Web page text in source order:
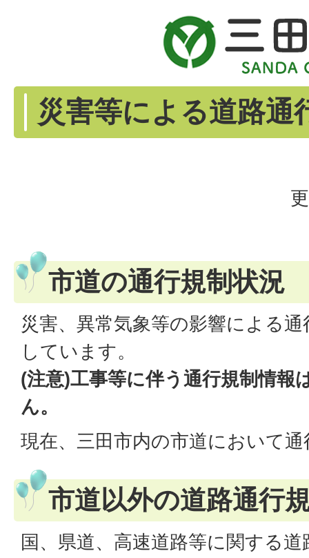
災害等による道路通
市道の通行規制状況
災害、異常気象等の影響による
しています。
(注意)工事等に伴う通行規制情報
ん。
現在、三田市内の市道において
市道以外の道路通行
国、県道、高速道路等に関する